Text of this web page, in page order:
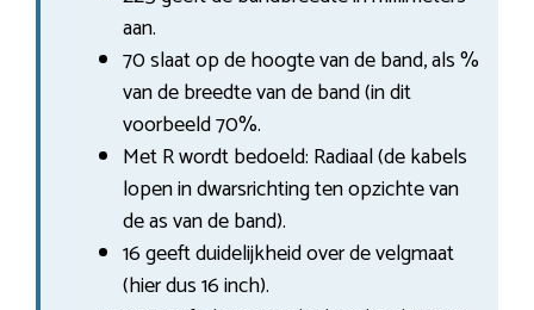
aan.
70 slaat op de hoogte van de band, als %
van de breedte van de band (in dit
voorbeeld 70%.
Met R wordt bedoeld: Radiaal (de kabels
lopen in dwarsrichting ten opzichte van
de as van de band).
16 geeft duidelijkheid over de velgmaat
(hier dus 16 inch).